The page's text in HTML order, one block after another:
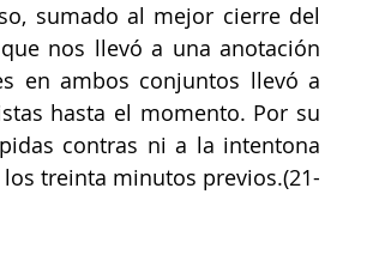
sumado al mejor cierre del
nos llevó a una anotación
en ambos conjuntos llevó a
hasta el momento. Por su
contras ni a la intentona
treinta minutos previos.(21-